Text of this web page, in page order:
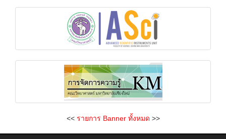
<< รายการ Banner ทั้งหมด >>